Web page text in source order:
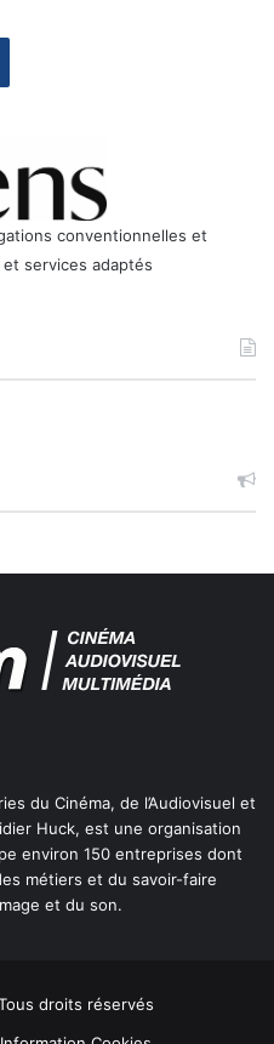
conventionnelles et
services adaptés
du Cinéma, de l’Audiovisuel et
Huck, est une organisation
environ 150 entreprises dont
métiers et du savoir-faire
et du son.
droits réservés